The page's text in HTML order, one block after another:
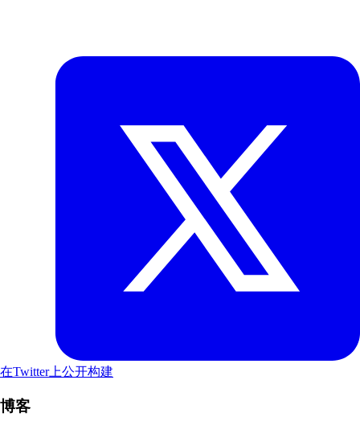
在Twitter上公开构建
博客